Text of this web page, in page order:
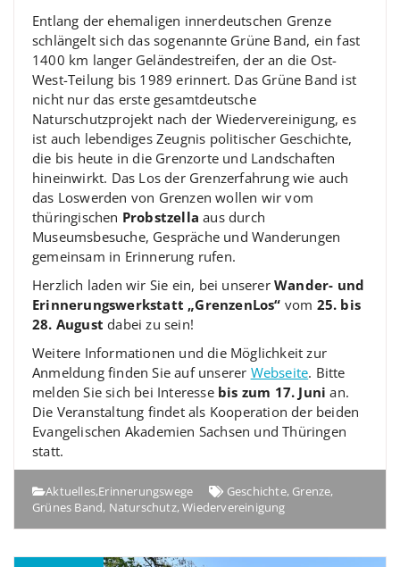
Entlang der ehemaligen innerdeutschen Grenze
schlängelt sich das sogenannte Grüne Band, ein fast
1400 km langer Geländestreifen, der an die Ost-
West-Teilung bis 1989 erinnert. Das Grüne Band ist
nicht nur das erste gesamtdeutsche
Naturschutzprojekt nach der Wiedervereinigung, es
ist auch lebendiges Zeugnis politischer Geschichte,
die bis heute in die Grenzorte und Landschaften
hineinwirkt. Das Los der Grenzerfahrung wie auch
das Loswerden von Grenzen wollen wir vom
thüringischen Probstzella aus durch
Museumsbesuche, Gespräche und Wanderungen
gemeinsam in Erinnerung rufen.
Herzlich laden wir Sie ein, bei unserer Wander- und
Erinnerungswerkstatt „GrenzenLos“ vom 25. bis
28. Augustdabei zu sein!
Weitere Informationen und die Möglichkeit zur
Anmeldung finden Sie auf unserer Webseite. Bitte
melden Sie sich bei Interesse bis zum 17. Juni an.
Die Veranstaltung findet als Kooperation der beiden
Evangelischen Akademien Sachsen und Thüringen
statt.
Aktuelles,Erinnerungswege Geschichte, Grenze,
Grünes Band, Naturschutz,Wiedervereinigung